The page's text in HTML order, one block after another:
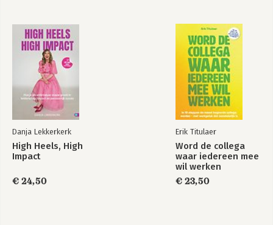
Danja Lekkerkerk
High Heels, High
Impact
€ 24,50
Erik Titulaer
Word de collega
waar iedereen mee
wil werken
€ 23,50